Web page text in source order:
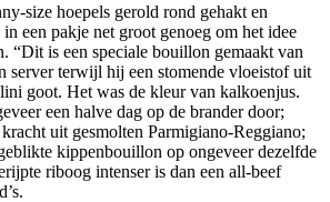
size hoepels gerold rond gehakt en
een pakje net groot genoeg om het idee
“Dit is een speciale bouillon gemaakt van
server terwijl hij een stomende vloeistof uit
goot. Het was de kleur van kalkoenjus.
een halve dag op de brander door;
uit gesmolten Parmigiano-Reggiano;
kippenbouillon op ongeveer dezelfde
riboog intenser is dan een all-beef